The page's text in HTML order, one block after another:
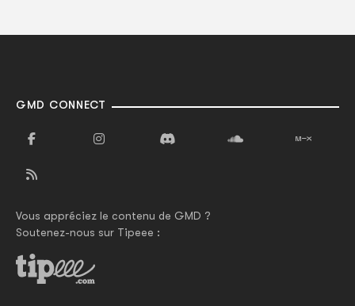
GMD CONNECT
Vous appréciez le contenu de GMD ?
Soutenez-nous sur Tipeee :